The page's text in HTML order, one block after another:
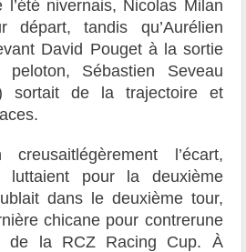
nivernais, Nicolas Milan
départ, tandis qu’Aurélien
David Pouget à la sortie
peloton, Sébastien Seveau
sortait de la trajectoire et
l’écart,
luttaient pour la deuxième
dans le deuxième tour,
chicane pour contrerune
de la RCZ Racing Cup. À